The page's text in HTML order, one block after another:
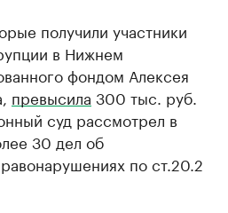
получили участники
в Нижнем
фондом Алексея
превысила 300 тыс. руб.
суд рассмотрел в
30 дел об
по ст.20.2